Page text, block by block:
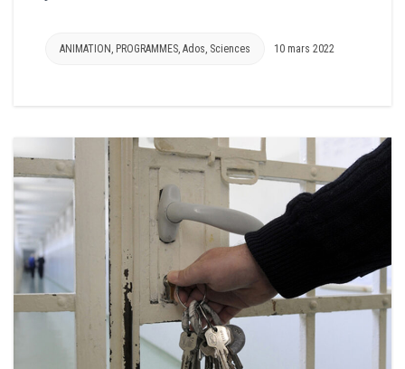
ANIMATION , PROGRAMMES, Ados, Sciences 10 mars 2022